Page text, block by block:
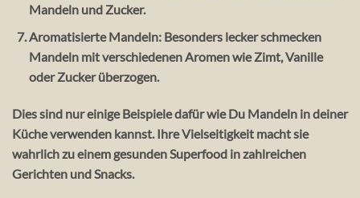
Mandeln und Zucker.
Aromatisierte Mandeln:Besonders lecker schmecken
Mandeln mit verschiedenen Aromen wie Zimt, Vanille
oder Zucker überzogen.
Dies sind nur einige Beispiele dafür wie Du Mandeln in deiner
Küche verwenden kannst. Ihre Vielseitigkeit macht sie
wahrlich zu einem gesunden Superfood in zahlreichen
Gerichten und Snacks.